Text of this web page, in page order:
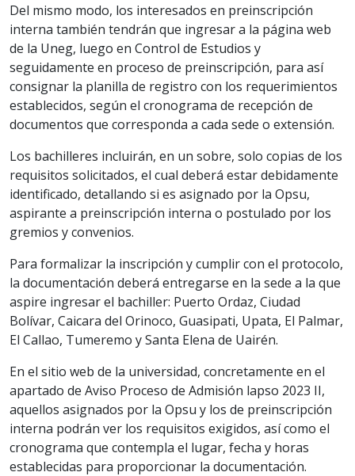
Del mismo modo, los interesados en preinscripción
interna también tendrán que ingresar a la página web
de la Uneg, luego en Control de Estudios y
seguidamente en proceso de preinscripción, para así
consignar la planilla de registro con los requerimientos
establecidos, según el cronograma de recepción de
documentos que corresponda a cada sede o extensión.
Los bachilleres incluirán, en un sobre, solo copias de los
requisitos solicitados, el cual deberá estar debidamente
identificado, detallando si es asignado por la Opsu,
aspirante a preinscripción interna o postulado por los
gremios y convenios.
Para formalizar la inscripción y cumplir con el protocolo,
la documentación deberá entregarse en la sede a la que
aspire ingresar el bachiller: Puerto Ordaz, Ciudad
Bolívar, Caicara del Orinoco, Guasipati, Upata, El Palmar,
El Callao, Tumeremo y Santa Elena de Uairén.
En el sitio web de la universidad, concretamente en el
apartado de Aviso Proceso de Admisión lapso 2023 II,
aquellos asignados por la Opsu y los de preinscripción
interna podrán ver los requisitos exigidos, así como el
cronograma que contempla el lugar, fecha y horas
establecidas para proporcionar la documentación.